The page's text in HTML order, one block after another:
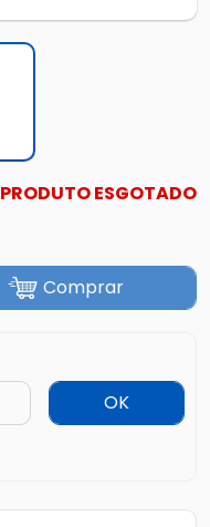
PRODUTO ESGOTADO
Comprar
OK